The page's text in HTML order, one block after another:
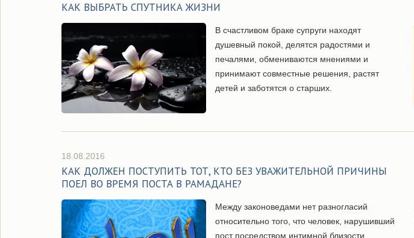
КАК ВЫБРАТЬ СПУТНИКА ЖИЗНИ
В счастливом браке супруги находят
душевный покой, делятся радостями и
печалями, обмениваются мнениями и
принимают совместные решения, растят
детей и заботятся о старших.
18.08.2016
КАК ДОЛЖЕН ПОСТУПИТЬ ТОТ, КТО БЕЗ УВАЖИТЕЛЬНОЙ ПРИЧИНЫ
ПОЕЛ ВО ВРЕМЯ ПОСТА В РАМАДАНЕ?
Между законоведами нет разногласий
относительно того, что человек, нарушивший
пост посредством интимной близости,